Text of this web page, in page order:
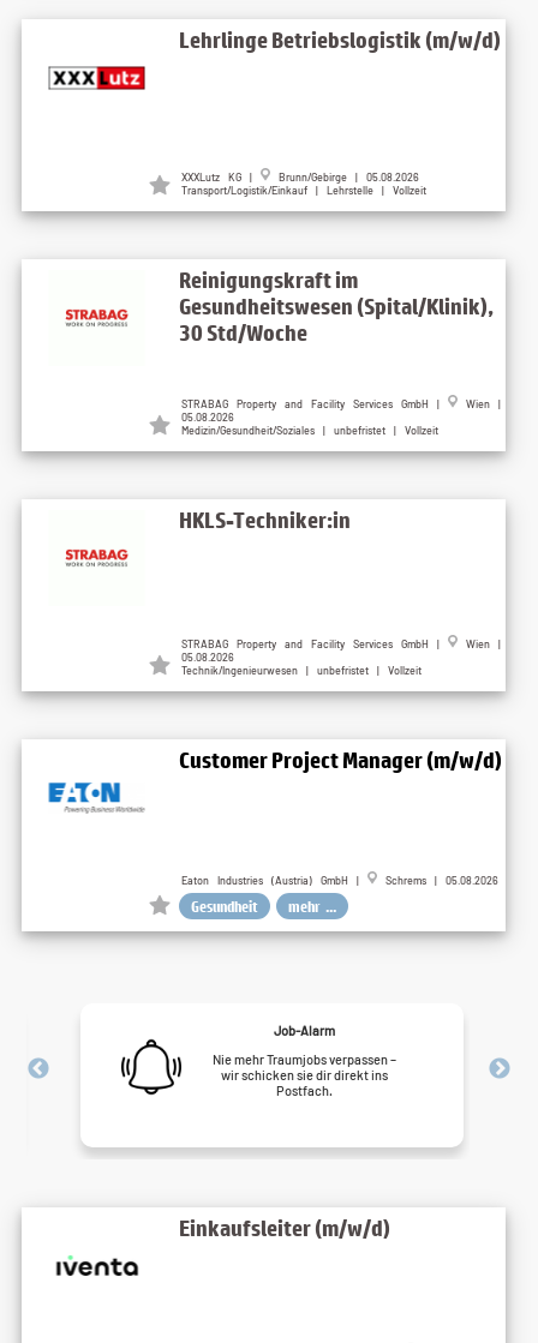
Lehrlinge Betriebslogistik (m/w/d)
XXXLutz KG |
Brunn/Gebirge | 05.08.2026
Transport/Logistik/Einkauf | Lehrstelle | Vollzeit
Reinigungskraft im
Gesundheitswesen (Spital/Klinik),
30 Std/Woche
STRABAG Property and Facility Services GmbH |
Wien |
05.08.2026
Medizin/Gesundheit/Soziales | unbefristet | Vollzeit
HKLS-Techniker:in
STRABAG Property and Facility Services GmbH |
Wien |
05.08.2026
Technik/Ingenieurwesen | unbefristet | Vollzeit
Customer Project Manager (m/w/d)
Eaton Industries (Austria) GmbH | Schrems | 05.08.2026
Gesundheit mehr ...
Job-Alarm
Nie mehr Traumjobs verpassen –
wir schicken sie dir direkt ins
Postfach.
Einkaufsleiter (m/w/d)